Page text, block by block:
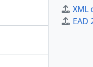
XML
EAD